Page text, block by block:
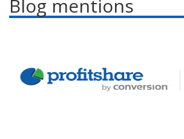
Blog mentions